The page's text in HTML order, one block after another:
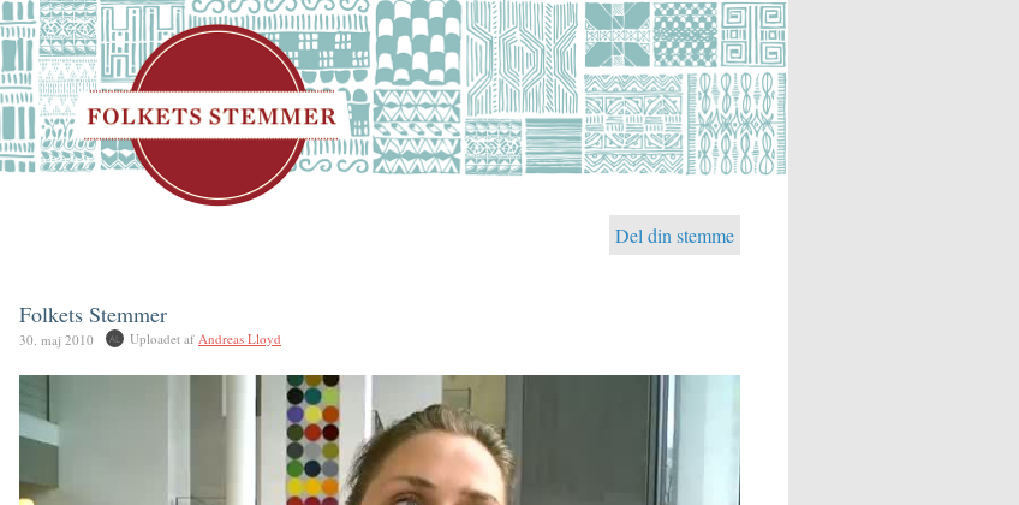
Del din stemme
Folkets Stemmer
30. maj 2010 Uploadet af Andreas Lloyd